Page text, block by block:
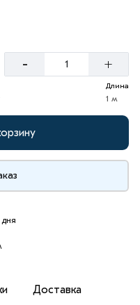
- +
Длина
1 м
Доставка